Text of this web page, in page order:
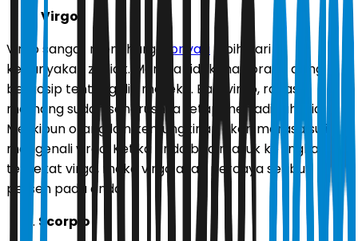
Virgo
Virgo sangat menghargai
privasilebih dari
kebanyakan zodiak. Mereka tidak mau orang asing
bergosip tentang diri mereka. Bagi virgo, rahasia
memang sudah seharusnya tetap menjadi rahasia.
Meskipun orang lain kemungkinan akan merasa sulit
mengenali virgo. Ketika anda bisa masuk ke lingkaran
terdekat virgo, maka virgo akan percaya seribu
persen pada anda.
Scorpio